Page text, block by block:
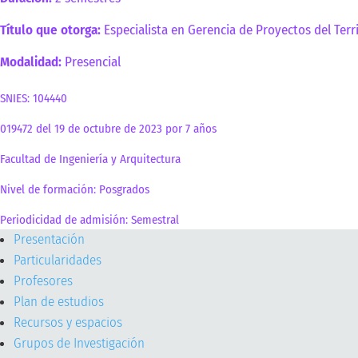
Título que otorga: Especialista en Gerencia de Proyectos del
Modalidad: Presencial
SNIES: 104440
019472 del 19 de octubre de 2023 por 7 años
Facultad de Ingeniería y Arquitectura
Nivel de formación: Posgrados
Periodicidad de admisión: Semestral
Presentación
Particularidades
Profesores
Plan de estudios
Recursos y espacios
Grupos de Investigación